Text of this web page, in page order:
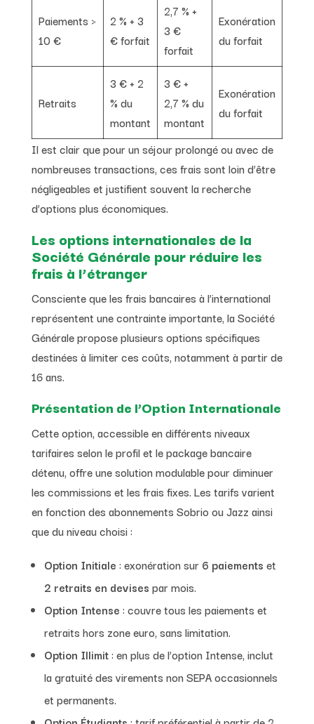
Paiements >
10 €
2 % + 3
€ forfait
2,7 % +
3 €
forfait
Exonération
du forfait
Retraits
3 € + 2
% du
montant
3 € +
2,7 % du
montant
Exonération
du forfait
Il est clair que pour un séjour prolongé ou avec de
nombreuses transactions, ces frais sont loin d’être
négligeables et justifient souvent la recherche
d’options plus économiques.
Les options internationales de la
Société Générale pour réduire les
frais à l’étranger
Consciente que les frais bancaires à l’international
représentent une contrainte importante, la Société
Générale propose plusieurs options spécifiques
destinées à limiter ces coûts, notamment à partir de
16 ans.
Présentation de l’Option Internationale
Cette option, accessible en différents niveaux
tarifaires selon le profil et le package bancaire
détenu, offre une solution modulable pour diminuer
les commissions et les frais fixes. Les tarifs varient
en fonction des abonnements Sobrio ou Jazz ainsi
que du niveau choisi :
Option Initiale : exonération sur 6 paiements et
2 retraits en devises par mois.
Option Intense : couvre tous les paiements et
retraits hors zone euro, sans limitation.
Option Illimit: en plus de l’option Intense, inclut
la gratuité des virements non SEPA occasionnels
et permanents.